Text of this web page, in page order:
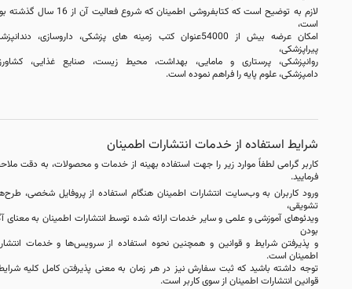
لازم به توضیح است که کتابفروشی اطمینان که شروع فعالیت آن از 16 سال گذشته بوده
امکان عرضه بیش از 54000عنوان کتب زمینه های پزشکی، داروسازی، دندانپزشکی
پیراپزشکی،
روانپزشکی، پرستاری و مامایی، بهداشت، محیط زیست،صنایع غذایی، کشاورزی،
دامپزشکی، علوم پایه را فراهم نموده است.
شرایط استفاده از خدمات انتشارات اطمینان
کاربر گرامی لطفاً موارد زیر را جهت استفاده بهینه از خدمات و محصولات، به دقت ملاحظه
ورود کاربران به وب‏‌سایت انتشارات اطمینان هنگام استفاده از پروفایل شخصی، طرح‏‌های
ویدئوهای آموزشی و علمی و سایر خدمات ارائه شده توسط انتشارات اطمینان به معنای آگاه
و پذیرفتن شرایط و قوانین و همچنین نحوه استفاده از سرویس‌‏ها و خدمات انتشارات
اطمینان است.
توجه داشته باشید که ثبت سفارش نیز در هر زمان به معنی پذیرفتن کامل کلیه شرایط و
قوانین انتشارات اطمینان از سوی کاربر است.